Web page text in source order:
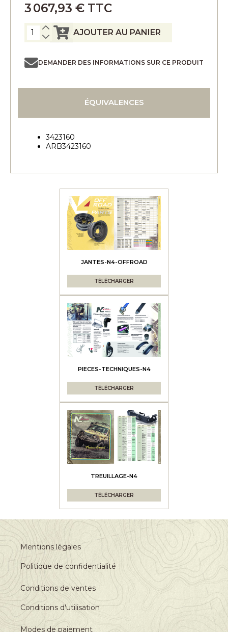
3 067,93 € TTC
AJOUTER AU PANIER
DEMANDER DES INFORMATIONS SUR CE PRODUIT
ÉQUIVALENCES
3423160
ARB3423160
JANTES-N4-OFFROAD
TÉLÉCHARGER
PIECES-TECHNIQUES-N4
TÉLÉCHARGER
TREUILLAGE-N4
TÉLÉCHARGER
Mentions légales
Politique de confidentialité
Conditions de ventes
Conditions d'utilisation
Modes de paiement